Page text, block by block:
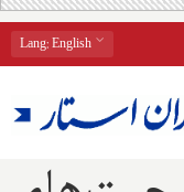
Lang: English